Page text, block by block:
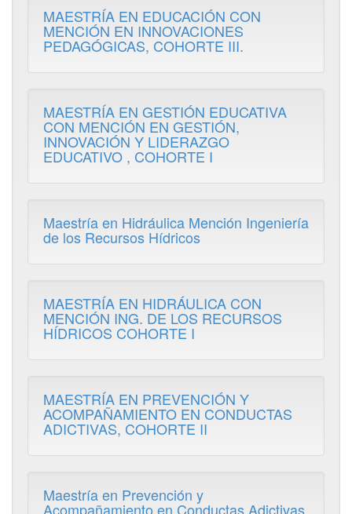
MAESTRÍA EN EDUCACIÓN CON
MENCIÓN EN INNOVACIONES
PEDAGÓGICAS, COHORTE III.
MAESTRÍA EN GESTIÓN EDUCATIVA
CON MENCIÓN EN GESTIÓN,
INNOVACIÓN Y LIDERAZGO
EDUCATIVO , COHORTE I
Maestría en Hidráulica Mención Ingeniería
de los Recursos Hídricos
MAESTRÍA EN HIDRÁULICA CON
MENCIÓN ING. DE LOS RECURSOS
HÍDRICOS COHORTE I
MAESTRÍA EN PREVENCIÓN Y
ACOMPAÑAMIENTO EN CONDUCTAS
ADICTIVAS, COHORTE II
Maestría en Prevención y
Acompañamiento en Conductas Adictivas,